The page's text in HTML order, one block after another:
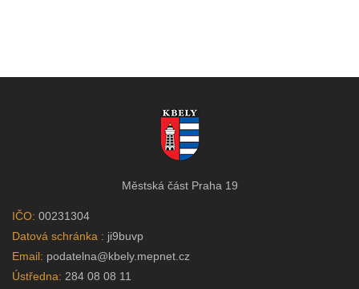
Městská část Praha 19
IČO: 00231304
Datová schránka : ji9buvp
Email: podatelna@kbely.mepnet.cz
Ústředna: 284 08 08 11